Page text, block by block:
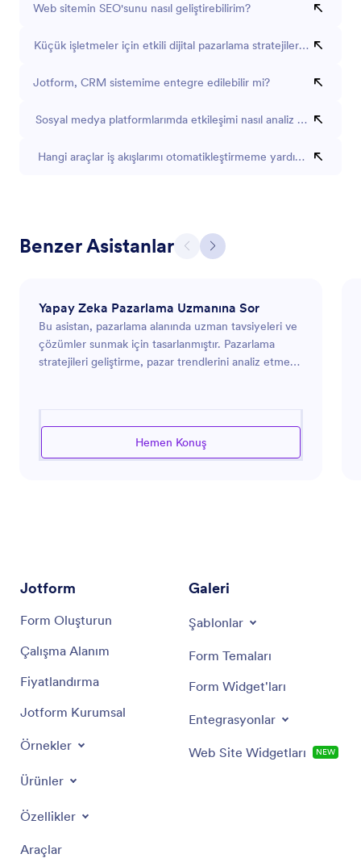
Web sitemin SEO'sunu nasıl geliştirebilirim?
Küçük işletmeler için etkili dijital pazarlama stratejileri nelerdir?
Jotform, CRM sistemime entegre edilebilir mi?
Sosyal medya platformlarımda etkileşimi nasıl analiz ederim?
Hangi araçlar iş akışlarımı otomatikleştirmeme yardımcı olabilir?
Benzer Asistanlar
Yapay Zeka Pazarlama Uzmanına Sor
Bu asistan, pazarlama alanında uzman tavsiyeleri ve
çözümler sunmak için tasarlanmıştır. Pazarlama
stratejileri geliştirme, pazar trendlerini analiz etme
kitlenizle daha verimli bir şekilde etkileşim kurmanın
yollarını arıyorsanız, bu asistan modern pazarlama
Hemen Konuş
Jotform
Form Oluşturun
Çalışma Alanım
Fiyatlandırma
Jotform Kurumsal
Örnekler
Ürünler
Özellikler
Araçlar
Galeri
Şablonlar
Form Temaları
Form Widget'ları
Entegrasyonlar
Web Site Widgetları NEW